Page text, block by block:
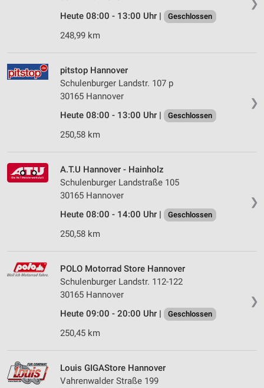
❯
Heute 08:00 - 13:00 Uhr |
Geschlossen
248,99 km
❯
pitstop Hannover
Schulenburger Landstr. 107 p
30165 Hannover
Heute 08:00 - 13:00 Uhr |
Geschlossen
250,58 km
❯
A.T.U Hannover - Hainholz
Schulenburger Landstraße 105
30165 Hannover
Heute 08:00 - 14:00 Uhr |
Geschlossen
250,58 km
❯
POLO Motorrad Store Hannover
Schulenburger Landstr. 112-122
30165 Hannover
Heute 09:00 - 20:00 Uhr |
Geschlossen
250,45 km
Louis GIGAStore Hannover
Vahrenwalder Straße 199